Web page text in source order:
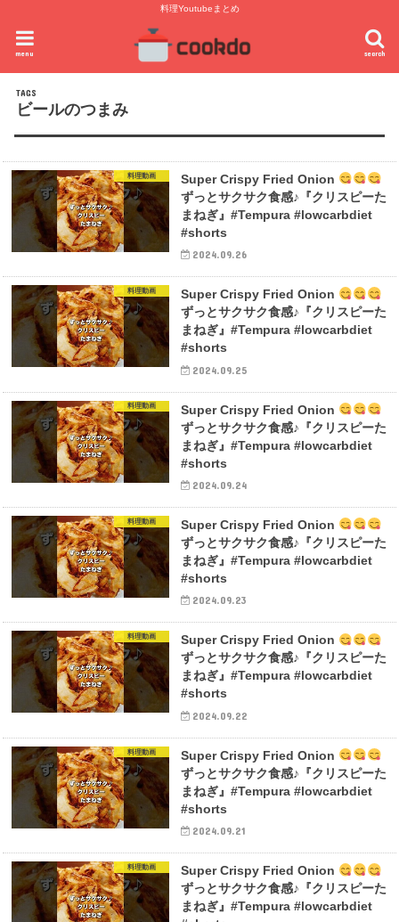
料理Youtubeまとめ
search
menu
ビールのつまみ
料理動画
Super Crispy Fried Onion
ずっとサクサク食感♪『クリスピーた
まねぎ』#Tempura #lowcarbdiet
#shorts
2024.09.26
料理動画
Super Crispy Fried Onion
ずっとサクサク食感♪『クリスピーた
まねぎ』#Tempura #lowcarbdiet
#shorts
2024.09.25
料理動画
Super Crispy Fried Onion
ずっとサクサク食感♪『クリスピーた
まねぎ』#Tempura #lowcarbdiet
#shorts
2024.09.24
料理動画
Super Crispy Fried Onion
ずっとサクサク食感♪『クリスピーた
まねぎ』#Tempura #lowcarbdiet
#shorts
2024.09.23
料理動画
Super Crispy Fried Onion
ずっとサクサク食感♪『クリスピーた
まねぎ』#Tempura #lowcarbdiet
#shorts
2024.09.22
料理動画
Super Crispy Fried Onion
ずっとサクサク食感♪『クリスピーた
まねぎ』#Tempura #lowcarbdiet
#shorts
2024.09.21
料理動画
Super Crispy Fried Onion
ずっとサクサク食感♪『クリスピーた
まねぎ』#Tempura #lowcarbdiet